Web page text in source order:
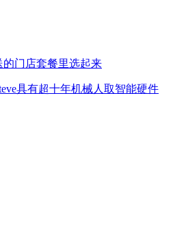
门店套餐里选起来
具有超十年机械人取智能硬件